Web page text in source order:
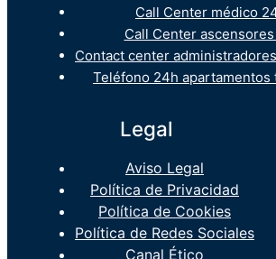
Call Center médico
Call Center
Contact center
Teléfono 24h apartamentos
Legal
Aviso Legal
Política de Privacidad
Política de Cookies
Política de Redes Sociales
Canal Ético